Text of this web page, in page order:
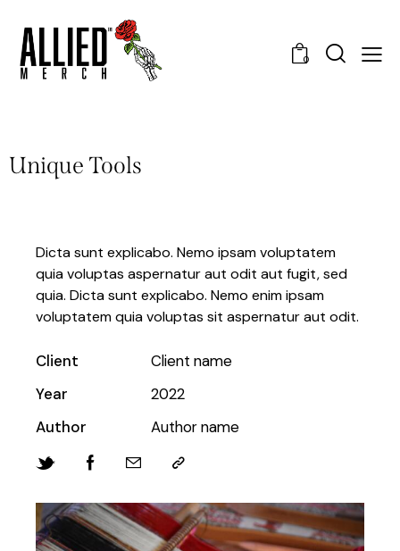
0
Unique Tools
Dicta sunt explicabo. Nemo ipsam voluptatem
quia voluptas aspernatur aut odit aut fugit, sed
quia. Dicta sunt explicabo. Nemo enim ipsam
voluptatem quia voluptas sit aspernatur aut odit.
Client
Client name
Year
2022
Author
Author name